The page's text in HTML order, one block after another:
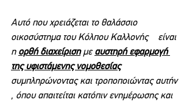
Αυτό που χρειάζεται το θαλάσσιο
οικοσύστημα του Κόλπου Καλλονής    είναι
η ορθή διαχείριση με αυστηρή εφαρμογή
της υφιστάμενης νομοθεσίας
συμπληρώνοντας και τροποποιώντας αυτήν
, όπου απαιτείται κατόπιν ενημέρωσης και